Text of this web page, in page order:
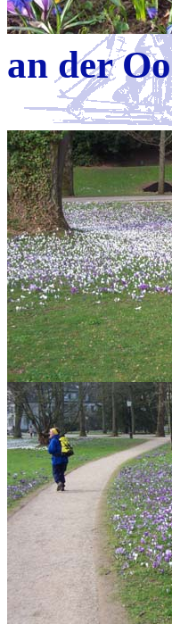
an der